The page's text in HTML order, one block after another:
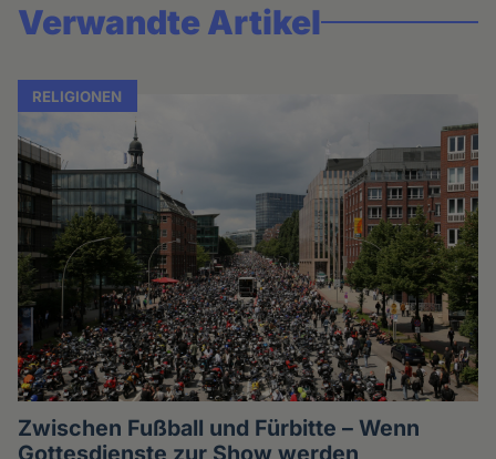
Verwandte Artikel
RELIGIONEN
Zwischen Fußball und Fürbitte – Wenn
Gottesdienste zur Show werden